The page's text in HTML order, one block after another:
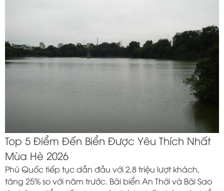
Top 5 Điểm Đến Biển Được Yêu Thích Nhất
Mùa Hè 2026
Phú Quốc tiếp tục dẫn đầu với 2,8 triệu lượt khách,
tăng 25% so với năm trước. Bãi biển An Thới và Bãi Sao